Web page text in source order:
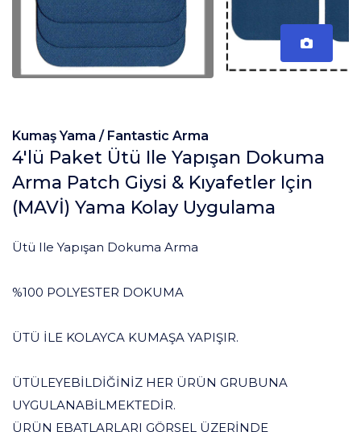
Kumaş Yama / Fantastic Arma
4'lü Paket Ütü Ile Yapışan Dokuma
Arma Patch Giysi & Kıyafetler Için
(MAVİ) Yama Kolay Uygulama
Ütü Ile Yapışan Dokuma Arma
%100 POLYESTER DOKUMA
ÜTÜ İLE KOLAYCA KUMAŞA YAPIŞIR.
ÜTÜLEYEBİLDİĞİNİZ HER ÜRÜN GRUBUNA
UYGULANABİLMEKTEDİR.
ÜRÜN EBATLARLARI GÖRSEL ÜZERİNDE